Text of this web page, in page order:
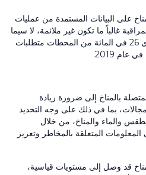
على البيانات المستمدة من عمليات
غالباً ما تكون غير ملائمة، لا سيما
26 في المائة من المحطات متطلبات
في عام 2019
.
بالمناخ إلى ضرورة زيادة
بما في ذلك على وجه التحديد
والماء والمناخ، من خلال
المتعلقة بالمخاطر وتعزيز
قد وصل إلى مستويات قياسية،